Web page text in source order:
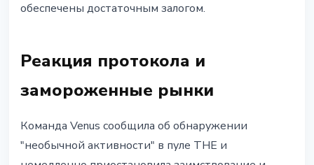
обеспечены достаточным залогом.
Реакция протокола и
замороженные рынки
Команда Venus сообщила об обнаружении
"необычной активности" в пуле THE и